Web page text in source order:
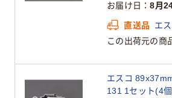
お届け日
8月
直送品
エ
この出荷元の商
エスコ
131 1セット(4個)